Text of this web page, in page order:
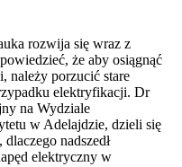
rozwija się wraz z
że aby osiągnąć
należy porzucić stare
elektryfikacji. Dr
na Wydziale
w Adelajdzie, dzieli się
nadszedł
elektryczny w